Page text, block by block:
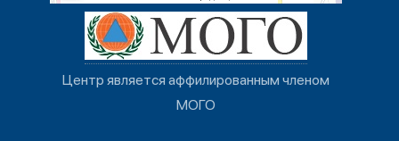
Центр является аффилированным членом
МОГО